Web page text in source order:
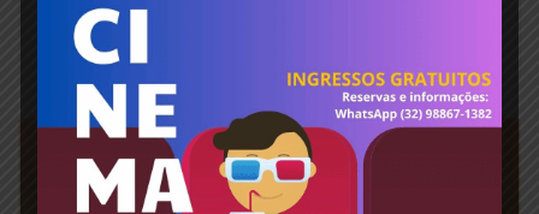
outubro 8, 2024